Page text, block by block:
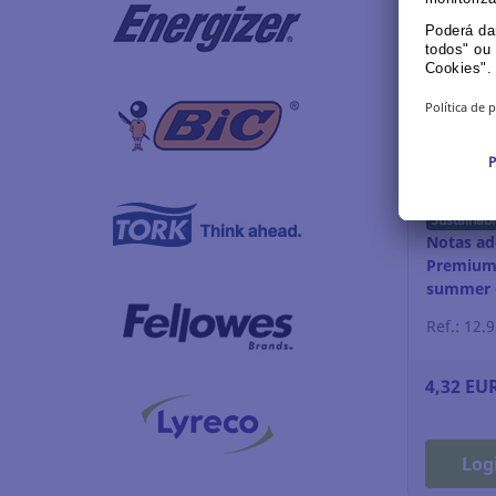
Notas
summer
Ref.:
4,32